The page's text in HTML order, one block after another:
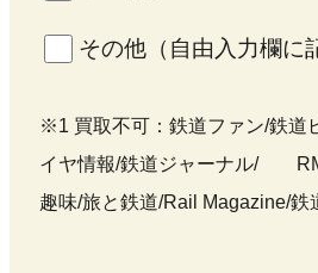
その他（自由入力欄に
※1 買取不可：鉄道ファン/鉄道
イヤ情報/鉄道ジャーナル/RM
趣味/旅と鉄道/Rail Magazine/鉄